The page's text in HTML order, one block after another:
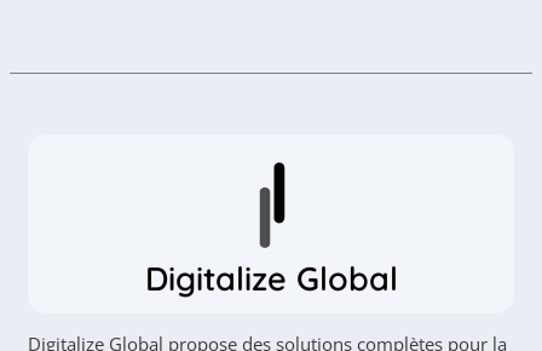
Digitalize Global
Digitalize Global propose des solutions complètes pour la